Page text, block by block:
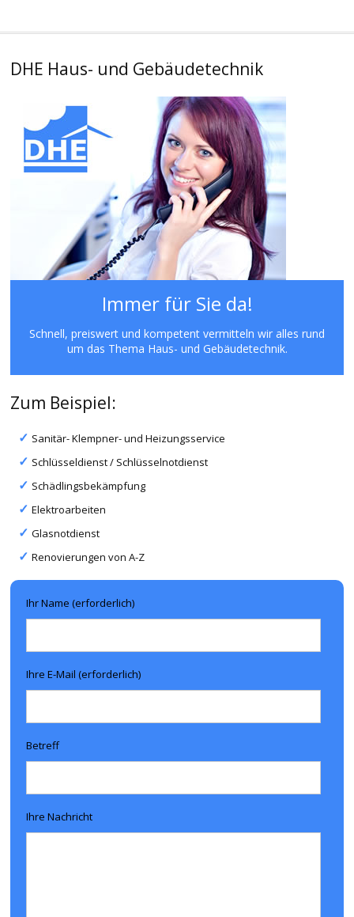
DHE Haus- und Gebäudetechnik
Immer für Sie da!
Schnell, preiswert und kompetent vermitteln wir alles rund
um das Thema Haus- und Gebäudetechnik.
Zum Beispiel:
Sanitär- Klempner- und Heizungsservice
Schlüsseldienst / Schlüsselnotdienst
Schädlingsbekämpfung
Elektroarbeiten
Glasnotdienst
Renovierungen von A-Z
Ihr Name (erforderlich)
Ihre E-Mail (erforderlich)
Betreff
Ihre Nachricht